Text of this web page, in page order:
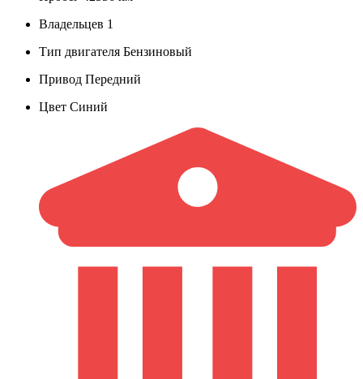
Владельцев 1
Тип двигателя Бензиновый
Привод Передний
Цвет Синий